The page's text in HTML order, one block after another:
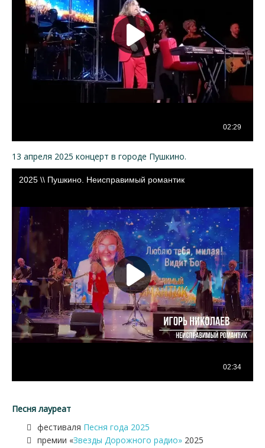
13 апреля 2025 концерт в городе Пушкино.
Песня лауреат
фестиваля Песня года 2025
премии «Звезды Дорожного радио» 2025